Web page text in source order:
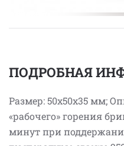
ПОДРОБНАЯ
Размер: 50х50х35 мм;
«рабочего» горения
минут при